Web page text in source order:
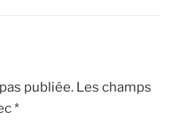
publiée. Les champs
*